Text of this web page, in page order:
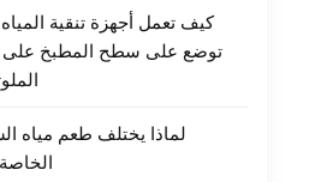
كيف تعمل أجهزة تنقية
توضع على سطح المطبخ على
لماذا يختلف طعم مياه